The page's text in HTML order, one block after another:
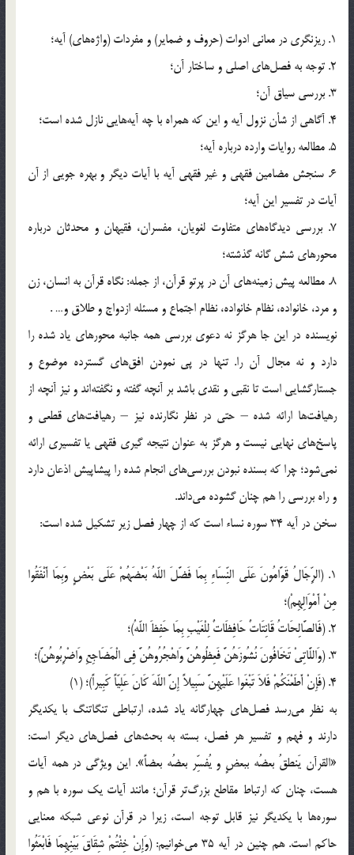
1. ریزنگری در معانی ادوات (حروف و ضمایر) و مفردات (واژه‌های) آیه؛
2. توجه به فصل‌ها‌ی‌ اصلی و ساختار آن؛
3. بررسی سیاق آن؛
4. آگاهی از‌ شأن نزول آیه و این که همراه با چه آیه‌هایی نازل شده است؛
5. مطالعه روایات وارده درباره آیه؛
6. سنجش مضامین فقهی و غیر فقهی آیه با آیات دیگر و بهره جویی از آن
آیات در تفسیر این آیه؛
7. بررسی دیدگاه‌ها‌ی‌ متفاوت لغویان، مفسران، فقیهان و محدثان درباره
محورهای شش گانه گذشته؛
8. مطالعه پیش زمینه‌ها‌ی‌ آن در پرتو قرآن، از جمله: نگاه قرآن به انسان، زن
و مرد، خانواده، نظام خانواده، نظام اجتماع و مسئله ازدواج و طلاق و… .
نویسنده در این جا هرگز نه دعوی بررسی همه جانبه محورهای یاد شده را
دارد و نه مجال آن را. تنها در پی نمودن افق‌ها‌ی‌ گسترده موضوع و
جستارگشایی است تا نقبی و نقدی باشد بر آنچه گفته و نگفته‌اند و نیز آنچه از
رهیافت‌ها ارائه شده – حتی در نظر نگارنده نیز – رهیافت‌ها‌ی‌ قطعی و
پاسخ‌ها‌ی‌ نهایی نیست و هرگز به عنوان نتیجه گیری فقهی یا تفسیری ارائه
نمی‌شود؛ چرا که بسنده نبودن بررسی‌ها‌ی‌ انجام شده را پیشاپیش اذعان دارد
و راه بررسی را هم چنان گشوده می‌داند.
سخن در آیه 34 سوره نساء است که از چهار فصل زیر تشکیل شده است:
1. (الرِّجَالُ قَوَّامُونَ عَلَى‏ النِّسَاءِ بِمَا فَضَّلَ اللّهُ بَعْضَهُمْ عَلَى‏ بَعْضٍ وَبِمَا أَنْفَقُوا
مِنْ أَمْوَالِهِمْ)؛
2. (فَالصَّالِحَاتُ قَانِتَاتٌ حَافِظَاتٌ لِلْغَیْبِ بِمَا حَفِظَ اللّهُ)؛
3. (وَاللَّاتِیْ تَخَافُونَ نُشُوزَهُنَّ فَعِظُوهُنَّ وَاهْجُرُوهُنَّ فِی الْمَضَاجِعِ وَاضْرِبُوهُنَّ)؛
4. (فَإِنْ أَطَعْنَكُمْ فَلاَ تَبْغَوا عَلَیْهِنَّ سَبِیلاً إِنَّ اللّهَ كَانَ عَلِیّاً كَبِیراً)؛ (1)
به نظر می‌رسد فصل‌ها‌ی‌ چهارگانه یاد شده، ارتباطی تنگاتنگ با یکدیگر
دارند و فهم و تفسیر هر فصل، بسته به بحث‌ها‌ی‌ فصل‌ها‌ی‌ دیگر است:
«القرآن یَنطقُ بعضُه ببعضٍ و یُفسِّر بعضُه بعضاً». این ویژگی در همه آیات
هست، چنان که ارتباط مقاطع بزرگ‌تر قرآن؛ مانند آیات یک سوره با هم و
سوره‌ها با یکدیگر نیز قابل توجه است، زیرا در قرآن نوعی شبکه معنایی
حاکم است. هم چنین در آیه 35 می‌خوانیم: (وَإِنْ خِفْتُمْ شِقَاقَ بَیْنِهِمَا فَابْعَثُوا